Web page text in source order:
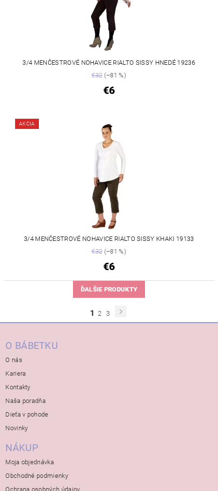
3/4 MENČESTROVÉ NOHAVICE RIALTO SISSY HNEDÉ 19236
€32(–81 %)
€6
AKCIA
3/4 MENČESTROVÉ NOHAVICE RIALTO SISSY KHAKI 19133
€32(–81 %)
€6
ĎALŠIE PRODUKTY
1 2 3
O BÁBETKU
O nás
Kariera
Kontakty
Naša poradňa
Dieťa v pohode
Novinky
NÁKUP
Moja objednávka
Obchodné podmienky
Ochrana osobných údajov